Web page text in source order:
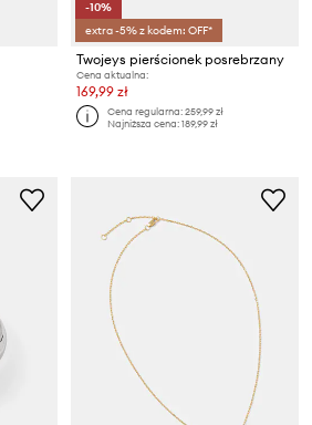
-10%
extra -5% z kodem: OFF*
Twojeys pierścionek posrebrzany
Cena aktualna:
169,99 zł
Cena regularna:259,99 zł
Najniższa cena:189,99 zł